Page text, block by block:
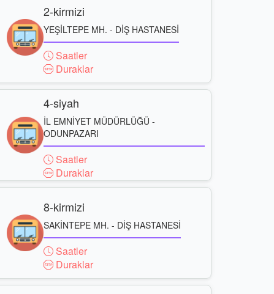
2-kirmizi
YEŞİLTEPE MH. - DİŞ HASTANESİ
Saatler
Duraklar
4-siyah
İL EMNİYET MÜDÜRLÜĞÜ -
ODUNPAZARI
Saatler
Duraklar
8-kirmizi
SAKİNTEPE MH. - DİŞ HASTANESİ
Saatler
Duraklar